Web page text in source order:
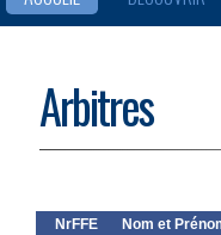
Arbitres
NrFFE Nom et